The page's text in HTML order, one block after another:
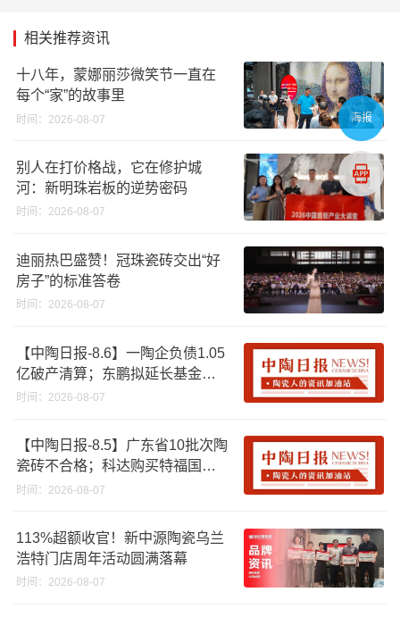
相关推荐资讯
十八年，蒙娜丽莎微笑节一直在
每个“家”的故事里
时间：2026-08-07
别人在打价格战，它在修护城
河：新明珠岩板的逆势密码
时间：2026-08-07
迪丽热巴盛赞！冠珠瓷砖交出“好
房子”的标准答卷
时间：2026-08-07
【中陶日报-8.6】一陶企负债1.05
亿破产清算；东鹏拟延长基金投
资期限；工信部开展建陶行业能
时间：2026-08-07
【中陶日报-8.5】广东省10批次陶
瓷砖不合格；科达购买特福国际
股份申请未通过；蒙娜丽莎5千万
破18亿元
时间：2026-08-07
113%超额收官！新中源陶瓷乌兰
浩特门店周年活动圆满落幕
时间：2026-08-07
海报